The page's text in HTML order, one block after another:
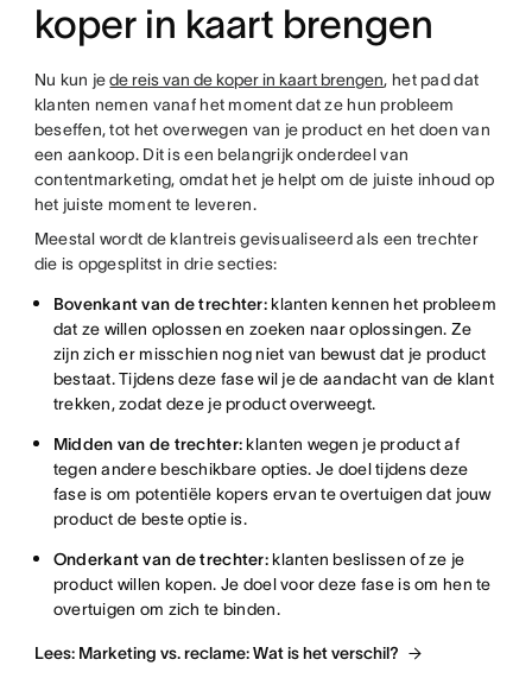
koper in kaart brengen
Nu kun jede reis van de koper in kaart brengen, het pad dat
klanten nemen vanaf het moment dat ze hun probleem
beseffen, tot het overwegen van je product en het doen van
een aankoop. Dit is een belangrijk onderdeel van
contentmarketing, omdat het je helpt om de juiste inhoud op
het juiste moment te leveren.
Meestal wordt de klantreis gevisualiseerd als een trechter
die is opgesplitst in drie secties:
Bovenkant van de trechter:klanten kennen het probleem
dat ze willen oplossen en zoeken naar oplossingen. Ze
zijn zich er misschien nog niet van bewust dat je product
bestaat. Tijdens deze fase wil je de aandacht van de klant
trekken, zodat deze je product overweegt.
Midden van de trechter:klanten wegen je product af
tegen andere beschikbare opties. Je doel tijdens deze
fase is om potentiële kopers ervan te overtuigen dat jouw
product de beste optie is.
Onderkant van de trechter:klanten beslissen of ze je
product willen kopen. Je doel voor deze fase is om hen te
overtuigen om zich te binden.
Lees: Marketing vs. reclame: Wat is het verschil?